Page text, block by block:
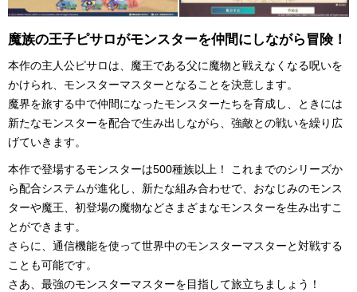
魔族の王子ピサロがモンスターを仲間にしながら冒険！
本作の主人公ピサロは、魔王である父に魔物と戦えなくなる呪いを
かけられ、モンスターマスターとなることを決意します。
魔界を旅する中で仲間になったモンスターたちを育成し、ときには
新たなモンスターを配合で生み出しながら、強敵との戦いを繰り広
げていきます。
本作で登場するモンスターは500種族以上！ これまでのシリーズか
ら配合システムが進化し、新たな組み合わせで、おなじみのモンス
ターや魔王、初登場の魔物などさまざまなモンスターを生み出すこ
とができます。
さらに、通信機能を使って世界中のモンスターマスターと対戦する
ことも可能です。
さあ、最強のモンスターマスターを目指して旅立ちましょう！